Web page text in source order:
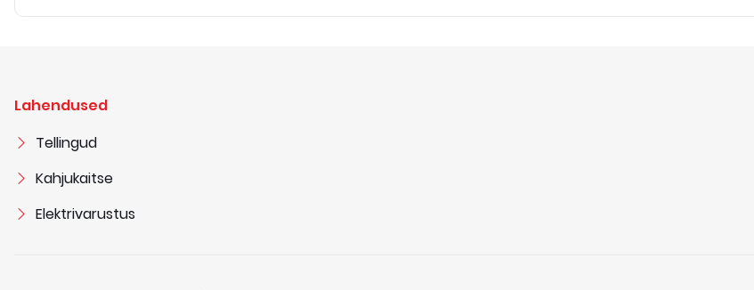
Lahendused
Tellingud
Kahjukaitse
Elektrivarustus